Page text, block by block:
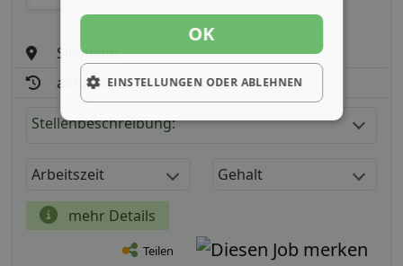
Sinsheim
aktualisiert seit: 07.08.2026
Stellenbeschreibung:
Arbeitszeit Gehalt
mehr Details
Teilen
OK
EINSTELLUNGEN ODER ABLEHNEN